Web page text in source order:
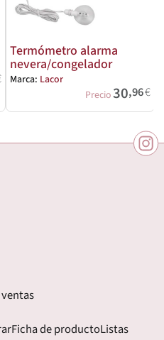
Termómetro alarma
nevera/congelador
Marca: Lacor
Precio30,96€
Ficha de productoListas